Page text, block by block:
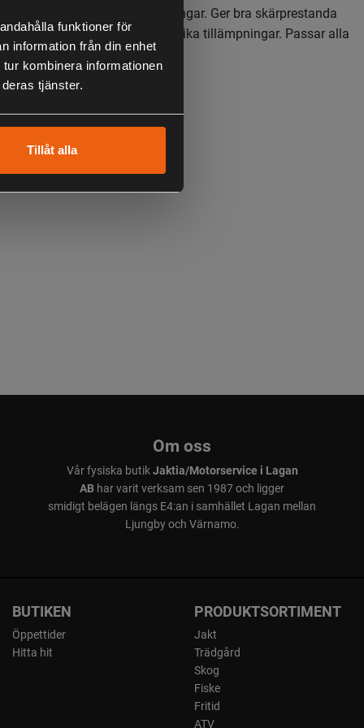
funktioner för
information från din enhet
kombinera informationen
tjänster.
Tillåt alla
rund profil för alla tillämpningar. Ger bra skärprestanda
mot slitage i en mängd olika tillämpningar. Passar alla
Om oss
Vår fysiska butikJaktia/Motorservice i Lagan
AB har varit verksam sen 1987 och ligger
smidigt belägen längs E4:an i samhället Lagan mellan
Ljungby och Värnamo.
BUTIKEN
Öppettider
Hitta hit
PRODUKTSORTIMENT
Jakt
Trädgård
Skog
Fiske
Fritid
ATV